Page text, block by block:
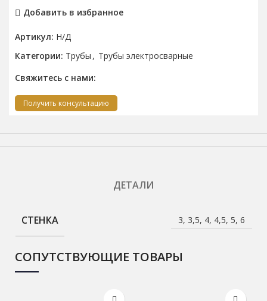
Добавить в избранное
Артикул: Н/Д
Категории: Трубы , Трубы электросварные
Свяжитесь с нами:
Получить консультацию
ДЕТАЛИ
СТЕНКА 3, 3,5, 4, 4,5, 5, 6
СОПУТСТВУЮЩИЕ ТОВАРЫ